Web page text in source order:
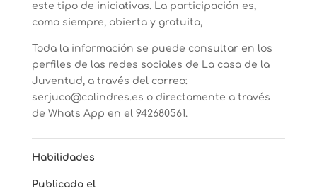
este tipo de iniciativas. La participación es,
como siempre, abierta y gratuita,
Toda la información se puede consultar en los
perfiles de las redes sociales de La casa de la
Juventud, a través del correo:
serjuco@colindres.es o directamente a través
de Whats App en el 942680561.
Habilidades
Publicado el